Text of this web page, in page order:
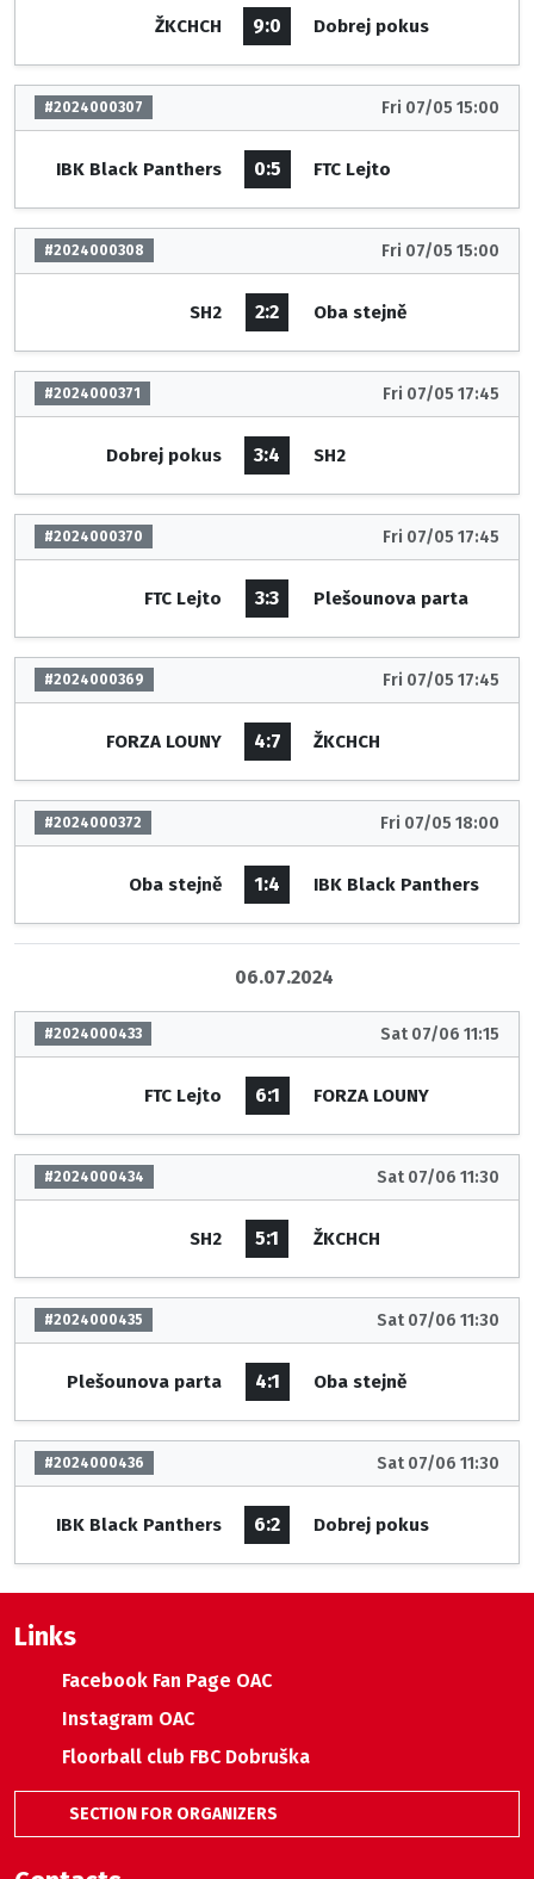
ŽKCHCH 9:0 Dobrej pokus
#2024000307 Fri 07/05 15:00
IBK Black Panthers 0:5 FTC Lejto
#2024000308 Fri 07/05 15:00
SH2 2:2 Oba stejně
#2024000371 Fri 07/05 17:45
Dobrej pokus 3:4 SH2
#2024000370 Fri 07/05 17:45
FTC Lejto 3:3 Plešounova parta
#2024000369 Fri 07/05 17:45
FORZA LOUNY 4:7 ŽKCHCH
#2024000372 Fri 07/05 18:00
Oba stejně 1:4 IBK Black Panthers
06.07.2024
#2024000433 Sat 07/06 11:15
FTC Lejto 6:1 FORZA LOUNY
#2024000434 Sat 07/06 11:30
SH2 5:1 ŽKCHCH
#2024000435 Sat 07/06 11:30
Plešounova parta 4:1 Oba stejně
#2024000436 Sat 07/06 11:30
IBK Black Panthers 6:2 Dobrej pokus
Links
Facebook Fan Page OAC
Instagram OAC
Floorball club FBC Dobruška
SECTION FOR ORGANIZERS